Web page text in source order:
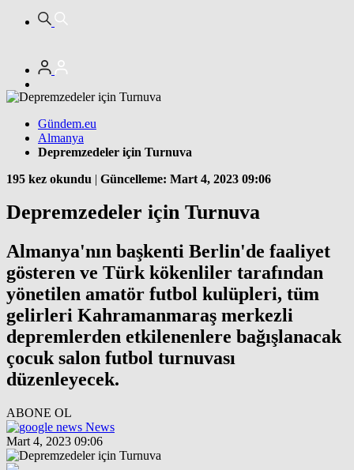
Gündem.eu
Almanya
Depremzedeler için Turnuva
195 kez okundu | Güncelleme: Mart 4, 2023 09:06
Depremzedeler için Turnuva
Almanya'nın başkenti Berlin'de faaliyet
gösteren ve Türk kökenliler tarafından
yönetilen amatör futbol kulüpleri, tüm
gelirleri Kahramanmaraş merkezli
depremlerden etkilenenlere bağışlanacak
çocuk salon futbol turnuvası
düzenleyecek.
ABONE OL
News
Mart 4, 2023 09:06